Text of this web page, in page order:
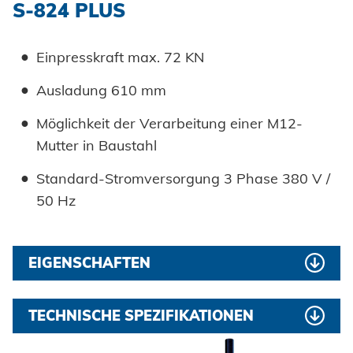
hochwertige Hydraulikkomponenten für die
Arbeitsbedingungen
Geringer Wartungs- und Servicebedarf
Hervorragendes Preis-Leistungsverhältnis
CE-Zertifikat
Druckhaltezeit: Standard
Spannungsversorgung: 380 V 3 phase 50 Hz
Abmessungen (BxTxH) mm: 800x810x2100
Netto Gewicht: 610 kg
S-824 PLUS
Einpresskraft max. 72 KN
Ausladung 610 mm
Möglichkeit der Verarbeitung einer M12-
Mutter in Baustahl
Standard-Stromversorgung 3 Phase 380 V /
50 Hz
EIGENSCHAFTEN
Starke Rahmenstruktur, weniger Vibrationen
einfache Handhabung
TECHNISCHE SPEZIFIKATIONEN